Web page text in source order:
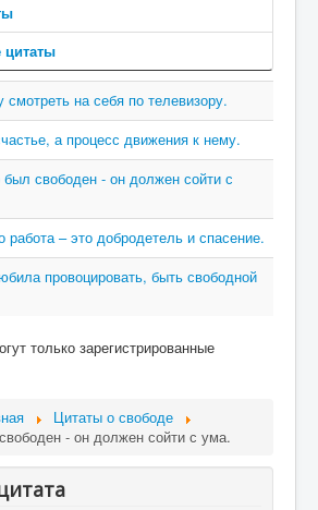
на себя по телевизору.
а процесс движения к нему.
свободен - он должен сойти с
работа – это добродетель и спасение.
провоцировать, быть свободной
только зарегистрированные
Цитаты о свободе
- он должен сойти с ума.